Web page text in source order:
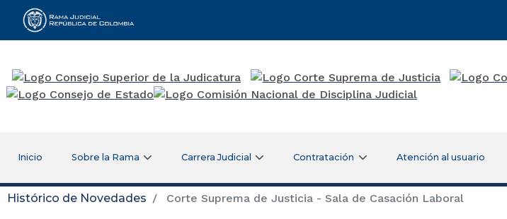
Rama Judicial
Inicio Sobre la Rama Carrera Judicial Contratación Atención al usuario
Histórico de Novedades Corte Suprema de Justicia - Sala de Casación Laboral